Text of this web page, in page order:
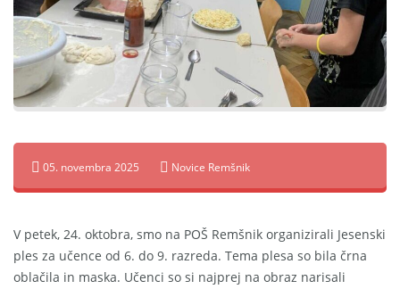
05. novembra 2025 Novice Remšnik
V petek, 24. oktobra, smo na POŠ Remšnik organizirali Jesenski
ples za učence od 6. do 9. razreda. Tema plesa so bila črna
oblačila in maska. Učenci so si najprej na obraz narisali